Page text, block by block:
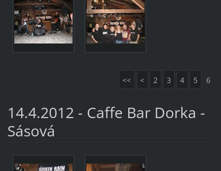
<< < 2 3 4 5 6
14.4.2012 - Caffe Bar Dorka -
Sásová